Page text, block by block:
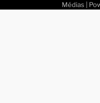
Médias |